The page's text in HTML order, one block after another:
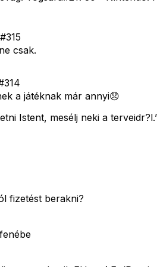
#315
csak.
314
a játéknak már annyi😞
Istent, mesélj neki a
fizetést berakni?